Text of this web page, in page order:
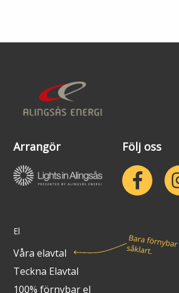
Vanliga frågor
Badtemperaturer i Alingsås
Aktuella vattennivåer
Arkiv
Nyheter
Lights in Alingsås
Pressrum
Sponsring
Visselblåsarfunktion
Arrangör Följ oss
El
Våra elavtal
Teckna Elavtal
100% förnybar el